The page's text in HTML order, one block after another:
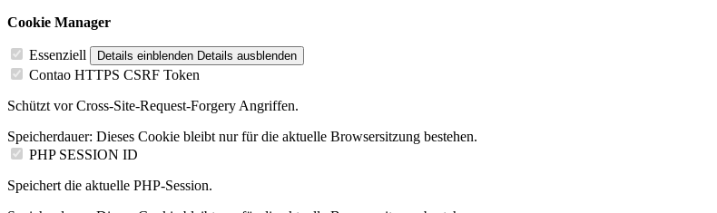
Cookie Manager
Essenziell Details einblenden Details ausblenden
Contao HTTPS CSRF Token
Schützt vor Cross-Site-Request-Forgery Angriffen.
Speicherdauer: Dieses Cookie bleibt nur für die aktuelle Browsersitzung bestehen.
PHP SESSION ID
Speichert die aktuelle PHP-Session.